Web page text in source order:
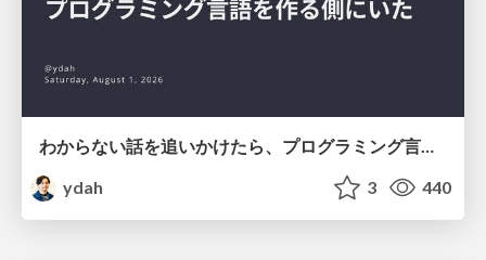
ydah
3 440